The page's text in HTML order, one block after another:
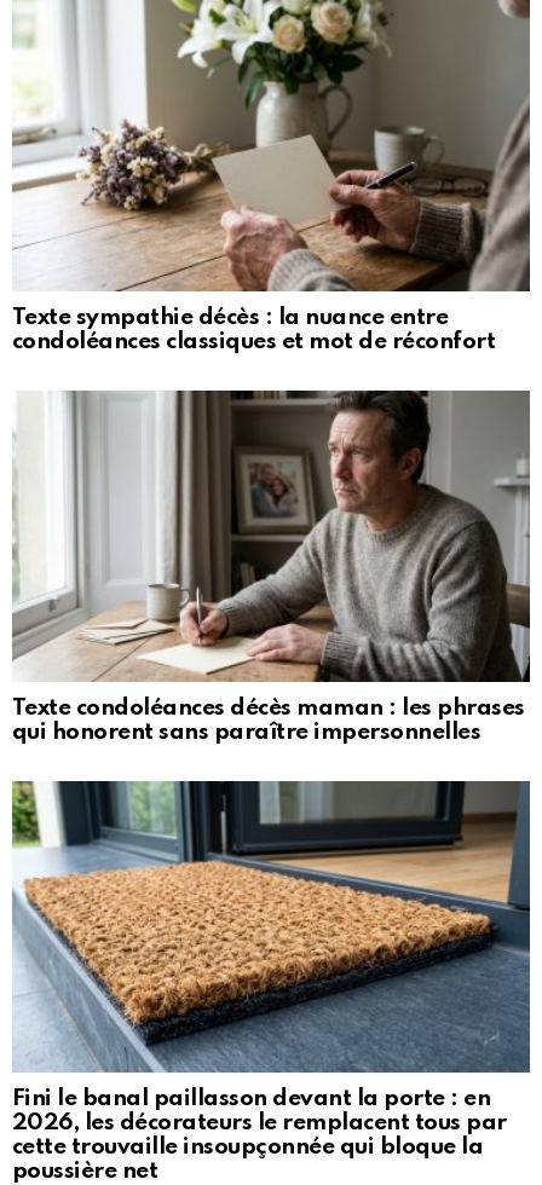
Texte sympathie décès : la nuance entre
condoléances classiques et mot de réconfort
Texte condoléances décès maman : les phrases
qui honorent sans paraître impersonnelles
Fini le banal paillasson devant la porte : en
2026, les décorateurs le remplacent tous par
cette trouvaille insoupçonnée qui bloque la
poussière net